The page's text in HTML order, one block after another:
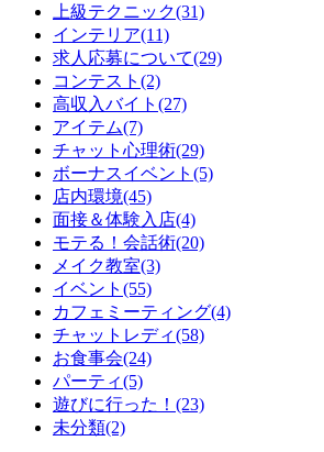
上級テクニック(31)
インテリア(11)
求人応募について(29)
コンテスト(2)
高収入バイト(27)
アイテム(7)
チャット心理術(29)
ボーナスイベント(5)
店内環境(45)
面接＆体験入店(4)
モテる！会話術(20)
メイク教室(3)
イベント(55)
カフェミーティング(4)
チャットレディ(58)
お食事会(24)
パーティ(5)
遊びに行った！(23)
未分類(2)